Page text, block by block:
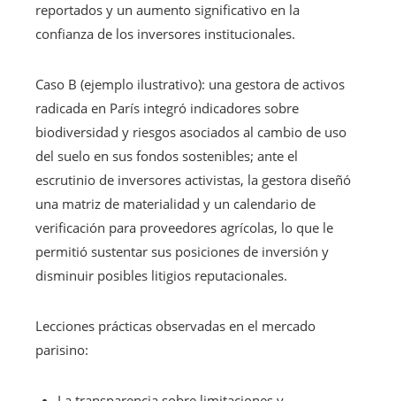
reportados y un aumento significativo en la
confianza de los inversores institucionales.
Caso B (ejemplo ilustrativo): una gestora de activos
radicada en París integró indicadores sobre
biodiversidad y riesgos asociados al cambio de uso
del suelo en sus fondos sostenibles; ante el
escrutinio de inversores activistas, la gestora diseñó
una matriz de materialidad y un calendario de
verificación para proveedores agrícolas, lo que le
permitió sustentar sus posiciones de inversión y
disminuir posibles litigios reputacionales.
Lecciones prácticas observadas en el mercado
parisino: